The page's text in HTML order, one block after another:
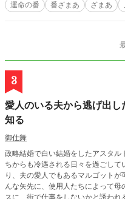
運命の番 番ざまあ ざまあ
3
愛人のいる夫から逃げ出
知る
御仕舞
政略結婚で白い結婚をしたアスタ
ちからも冷遇される日々を過ごし
り、夫の愛人でもあるマルゴット
んな矢先に、使用人たちによって
スに、街で仕事をしないかと誘われる。 ※ざまぁはありません。 ※予定